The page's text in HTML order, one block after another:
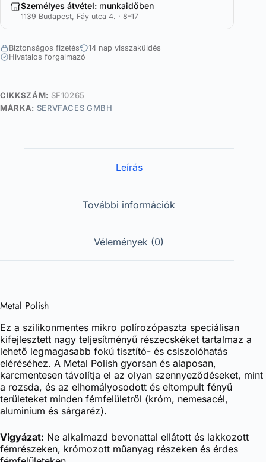
Személyes átvétel: munkaidőben
1139 Budapest, Fáy utca 4. · 8–17
Biztonságos fizetés
14 nap visszaküldés
Hivatalos forgalmazó
CIKKSZÁM: SF10265
MÁRKA: SERVFACES GMBH
Leírás
További információk
Vélemények (0)
Metal Polish
Ez a szilikonmentes mikro polírozópaszta speciálisan
kifejlesztett nagy teljesítményű részecskéket tartalmaz a
lehető legmagasabb fokú tisztító- és csiszolóhatás
eléréséhez. A Metal Polish gyorsan és alaposan,
karcmentesen távolítja el az olyan szennyeződéseket, mint
a rozsda, és az elhomályosodott és eltompult fényű
területeket minden fémfelületről (króm, nemesacél,
aluminium és sárgaréz).
Vigyázat: Ne alkalmazd bevonattal ellátott és lakkozott
fémrészeken, krómozott műanyag részeken és érdes